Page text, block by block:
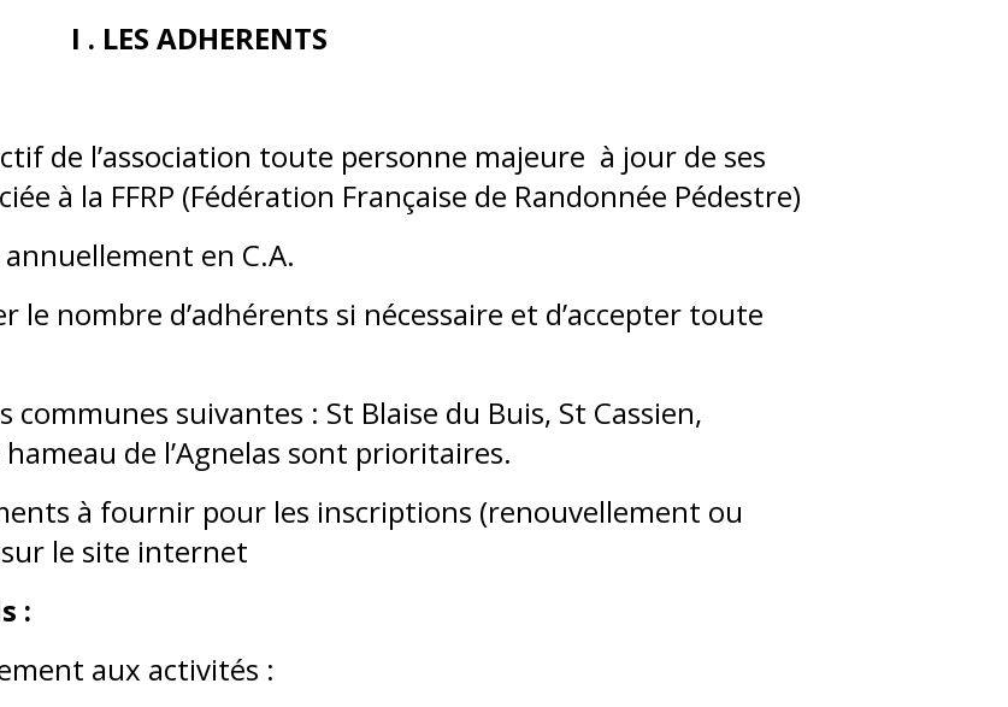
I . LES ADHERENTS
de l’association toute personne majeure à jour de ses
à la FFRP (Fédération Française de Randonnée Pédestre)
en C.A.
le nombre d’adhérents si nécessaire et d’accepter toute
suivantes : St Blaise du Buis, St Cassien,
de l’Agnelas sont prioritaires.
à fournir pour les inscriptions (renouvellement ou
le site internet
:
aux activités :